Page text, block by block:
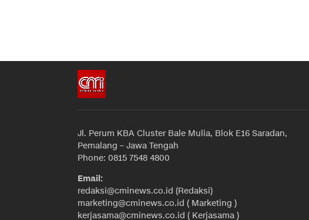
Jl. Perum KBA Cluster Bale Mulia, Blok E16 Saradan,
Pemalang – Jawa Tengah
Phone: 0815 7548 4800
Email:
redaksi@cminews.co.id (Redaksi)
marketing@cminews.co.id ( Marketing )
kerjasama@cminews.co.id ( Kerjasama )